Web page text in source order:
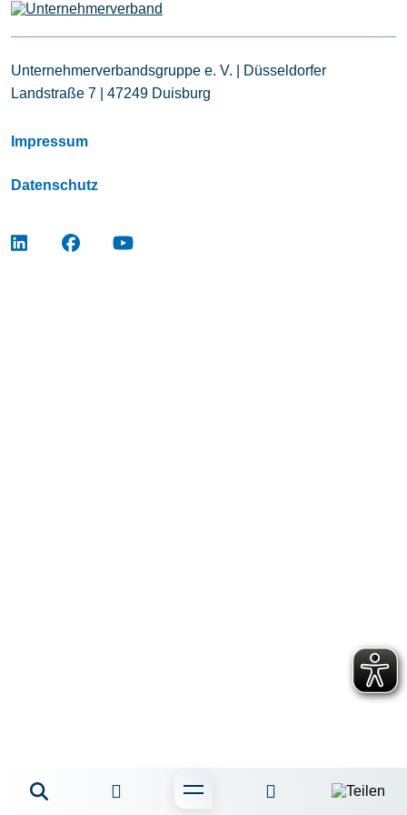
Leistungen
Mitglieder
[uv]campus | Seminare
Unternehmerverbandsgruppe e. V. | Düsseldorfer
Landstraße 7 | 47249 Duisburg
Impressum
Datenschutz